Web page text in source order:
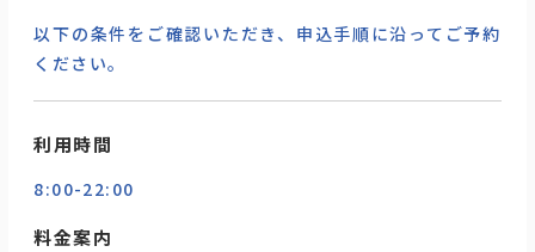
以下の条件をご確認いただき、申込手順に沿ってご予約
ください。
利用時間
8:00-22:00
料金案内